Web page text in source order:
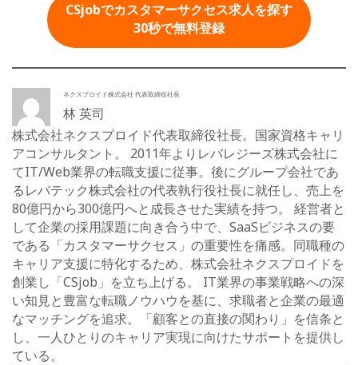
CSjobでカスタマーサクセス求人を探す
30秒で無料登録
ネクスプロイド株式会社 代表取締役社長
林 英司
株式会社ネクスプロイド代表取締役社長。国家資格キャリ
アコンサルタント。 2011年よりレバレジーズ株式会社に
てIT/Web業界の転職支援に従事。後にグループ会社であ
るレバテック株式会社の代表執行役社長に就任し、売上を
80億円から300億円へと成長させた実績を持つ。 経営者と
して企業の採用課題に向き合う中で、SaaSビジネスの要
である「カスタマーサクセス」の重要性を痛感。同職種の
キャリア支援に特化するため、株式会社ネクスプロイドを
創業し「CSjob」を立ち上げる。 IT業界の事業戦略への深
い知見と豊富な転職ノウハウを基に、求職者と企業の最適
なマッチングを追求。「顧客との直接の関わり」を信条と
し、一人ひとりのキャリア実現に向けたサポートを提供し
ている。